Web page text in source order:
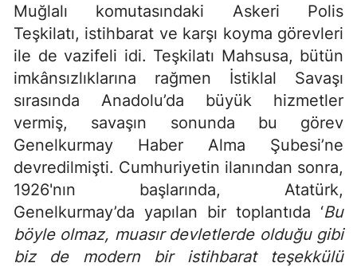
Muğlalı komutasındaki Askeri Polis
Teşkilatı, istihbarat ve karşı koyma görevleri
ile de vazifeli idi. Teşkilatı Mahsusa, bütün
imkânsızlıklarına rağmen İstiklal Savaşı
sırasında Anadolu’da büyük hizmetler
vermiş, savaşın sonunda bu görev
Genelkurmay Haber Alma Şubesi’ne
devredilmişti. Cumhuriyetin ilanından sonra,
1926'nın başlarında, Atatürk,
Genelkurmay’da yapılan bir toplantıda ‘Bu
böyle olmaz, muasır devletlerde olduğu gibi
biz de modern bir istihbarat teşekkülü